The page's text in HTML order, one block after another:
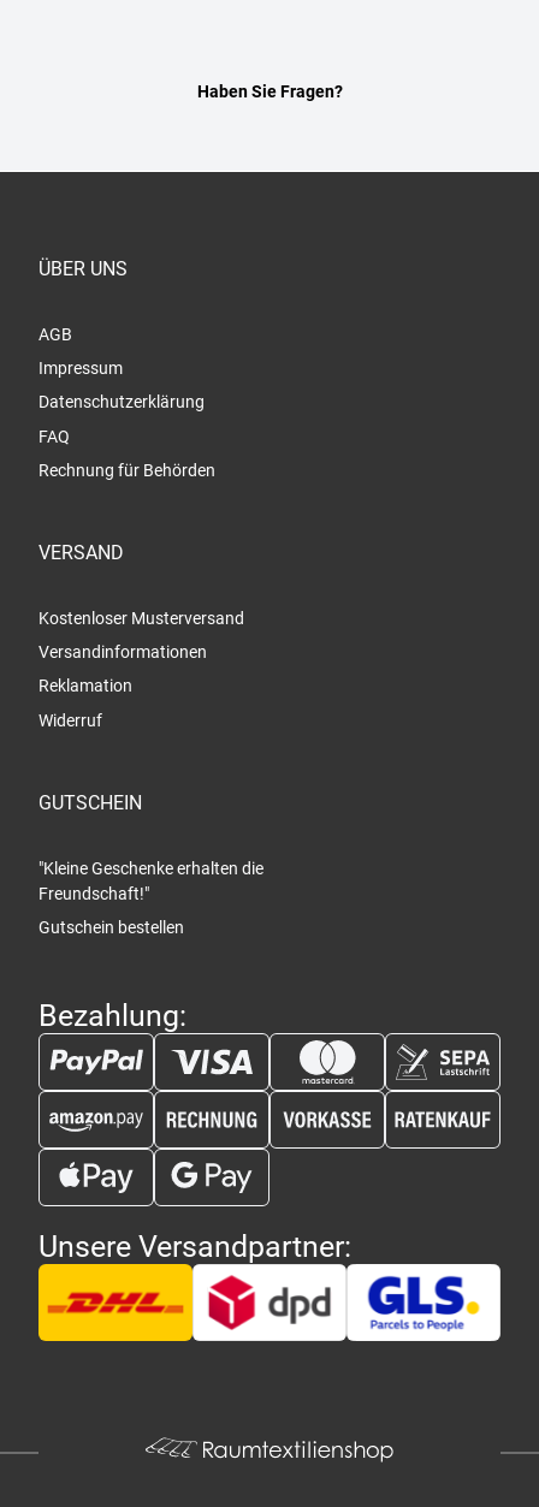
Haben Sie Fragen?
ÜBER UNS
AGB
Impressum
Datenschutzerklärung
FAQ
Rechnung für Behörden
VERSAND
Kostenloser Musterversand
Versandinformationen
Reklamation
Widerruf
GUTSCHEIN
"Kleine Geschenke erhalten die
Freundschaft!"
Gutschein bestellen
Bezahlung:
Unsere Versandpartner: